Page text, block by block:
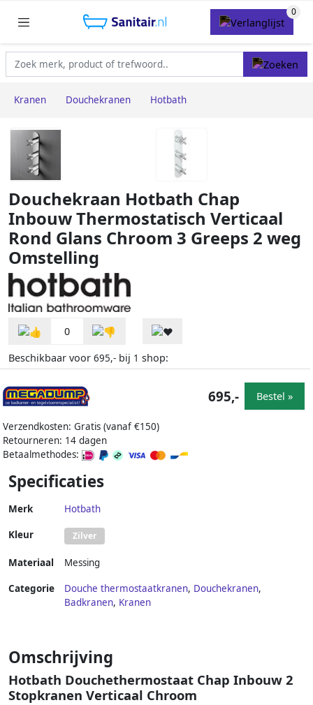
Kranen Douchekranen Hotbath
Douchekraan Hotbath Chap
Inbouw Thermostatisch Verticaal
Rond Glans Chroom 3 Greeps 2 weg
Omstelling
0
Beschikbaar voor 695,- bij 1 shop:
Verzendkosten: Gratis (vanaf €150)
Retourneren: 14 dagen
Betaalmethodes:
695,- Bestel »
Specificaties
Merk Hotbath
Kleur Zilver
Materiaal Messing
Categorie Douche thermostaatkranen, Douchekranen,
Badkranen, Kranen
Omschrijving
Hotbath Douchethermostaat Chap Inbouw 2
Stopkranen Verticaal Chroom